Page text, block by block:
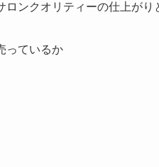
ンクオリティーの仕上がり
っているか